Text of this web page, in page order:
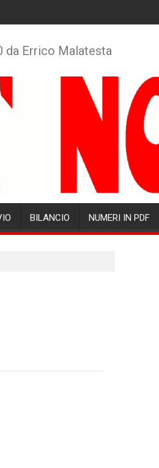
da Errico Malatesta
BILANCIO NUMERI IN PDF